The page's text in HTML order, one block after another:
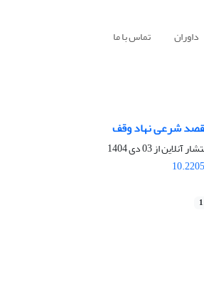
داوران تماس با ما
شرعی نهاد وقف
آنلاین از03 دی 1404